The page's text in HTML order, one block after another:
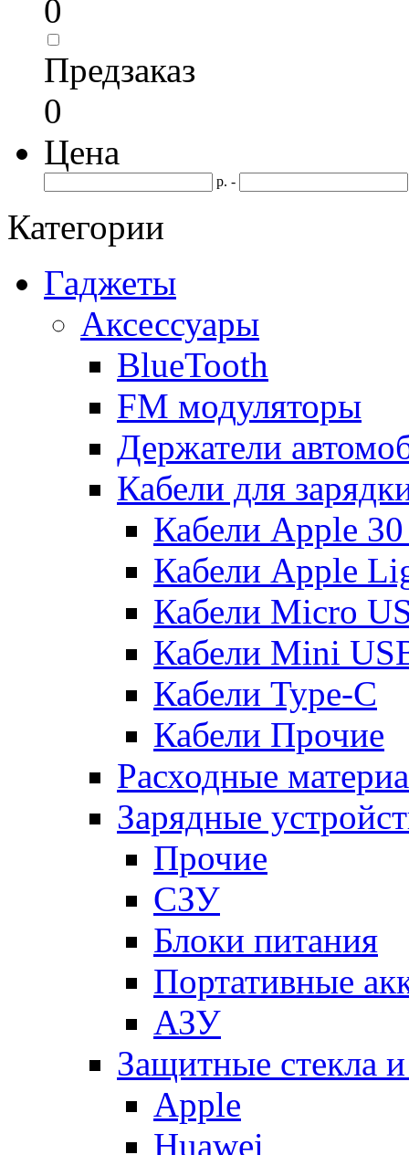
0
Предзаказ
0
Цена
р. -
Категории
Гаджеты
Аксессуары
BlueTooth
FM модуляторы
Держатели
Кабели для
Кабели Apple
Кабели Apple
Кабели Micro
Кабели Mini
Кабели Type-C
Кабели Прочие
Расходные
Зарядные
Прочие
СЗУ
Блоки питания
Портативные
АЗУ
Защитные стекла
Apple
Huawei